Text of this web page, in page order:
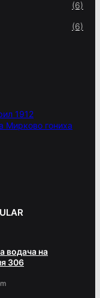
(6)
(6)
1912
Мирково гониха
водача на
306